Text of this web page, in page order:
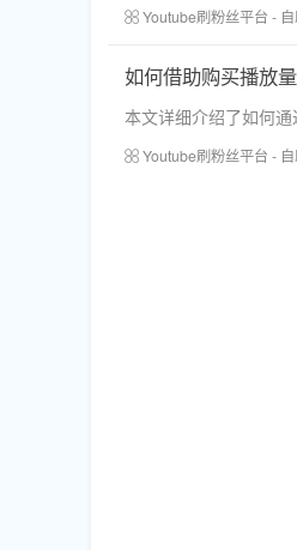
Youtube刷粉丝平台 -
如何借助购买播放
本文详细介绍了如何
Youtube刷粉丝平台 -